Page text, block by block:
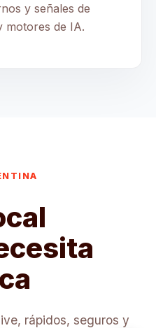
y señales de
motores de IA.
rápidos, seguros y